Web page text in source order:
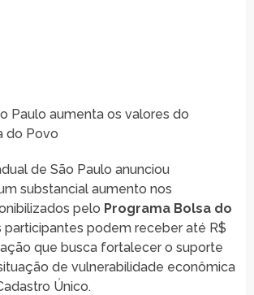
Paulo aumenta os valores do
do Povo
de São Paulo anunciou
substancial aumento nos
pelo Programa Bolsa do
participantes podem receber até R$
que busca fortalecer o suporte
de vulnerabilidade econômica
Único.